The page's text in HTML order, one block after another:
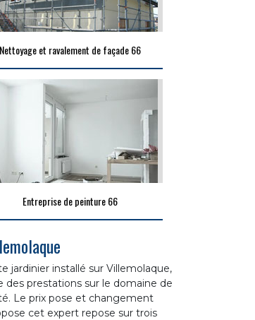
Nettoyage et ravalement de façade 66
Entreprise de peinture 66
jardinier installé sur Villemolaque,
des prestations sur le domaine de
Le prix pose et changement
cet expert repose sur trois